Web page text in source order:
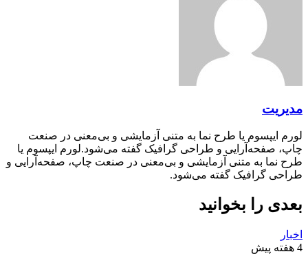
مدیریت
لورم ایپسوم یا طرح‌ نما به متنی آزمایشی و بی‌معنی در صنعت
چاپ، صفحه‌آرایی و طراحی گرافیک گفته می‌شود.لورم ایپسوم یا
طرح‌ نما به متنی آزمایشی و بی‌معنی در صنعت چاپ، صفحه‌آرایی و
طراحی گرافیک گفته می‌شود.
بعدی را بخوانید
اخبار
4 هفته پیش